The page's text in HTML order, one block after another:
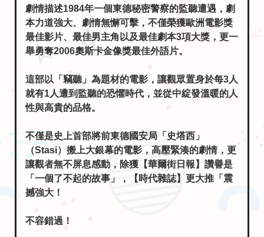
劇情描述1984年一個東德秘密警察的監聽遭遇，劇
本力道強大、劇情無懈可擊，不僅榮獲歐洲電影獎
最佳影片、最佳男主角以及最佳劇本3項大獎，更一
舉勇奪2006奧斯卡金像獎最佳外語片。
這部以「竊聽」為題材的電影，讓觀眾置身於每3人
就有1人遭到監聽的恐懼時代，並從中綻發溫暖的人
性與高貴的品格。
不僅是史上首部將前東德國安局「史塔西」
（Stasi）搬上大銀幕的電影，高壓緊湊的劇情，更
讓觀者無不屏息感動，除獲【華爾街日報】讚譽是
「一個了不起的故事」，【時代雜誌】更大推「震
撼強大！
不容錯過！